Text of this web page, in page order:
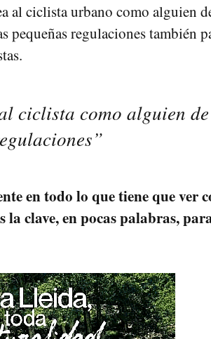
al ciclista urbano como alguien
pequeñas regulaciones también
ciclista como alguien
en todo lo que tiene que ver
clave, en pocas palabras,